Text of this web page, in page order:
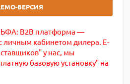
ВЕРСИЯ
B2B платформа —
личным кабинетом дилера. E-
у нас, мы
базовую установку" на